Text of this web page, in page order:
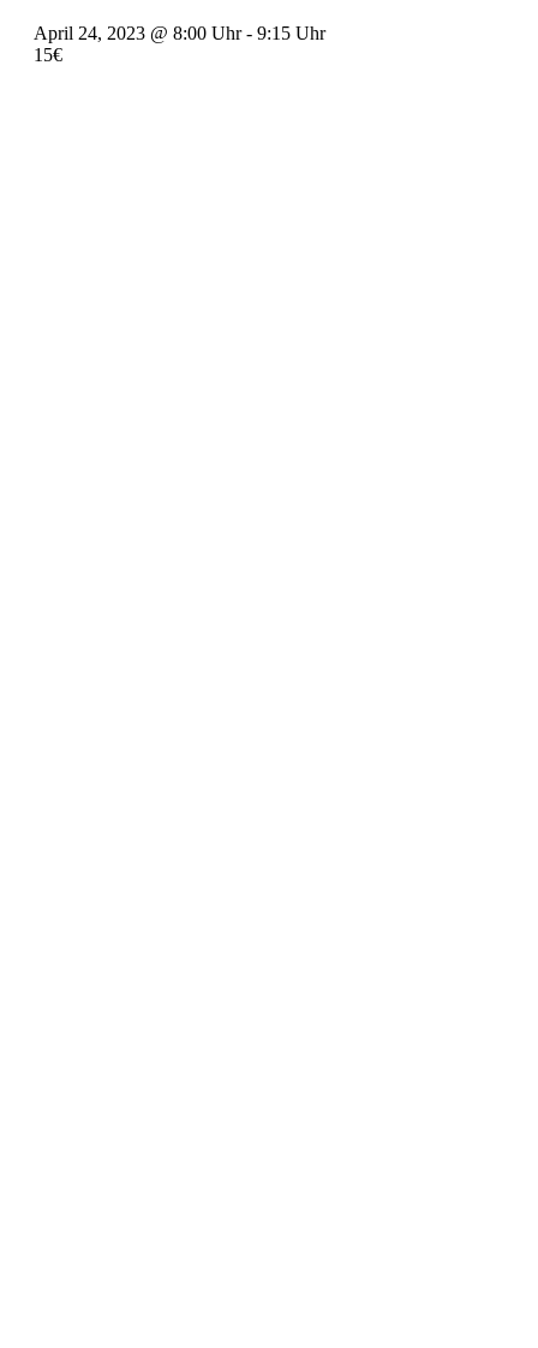
April 24, 2023 @ 8:00 Uhr- 9:15 Uhr
15€